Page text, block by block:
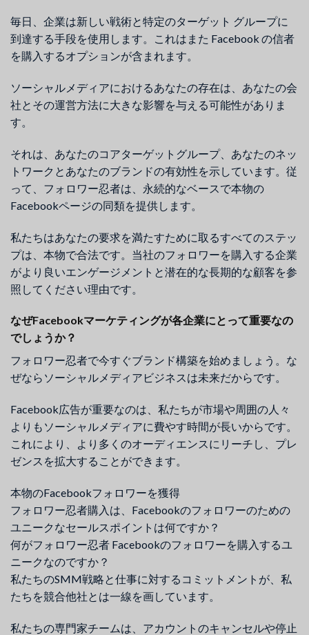
毎日、企業は新しい戦術と特定のターゲット グループに
到達する手段を使用します。これはまた Facebook の信者
を購入するオプションが含まれます。
ソーシャルメディアにおけるあなたの存在は、あなたの会
社とその運営方法に大きな影響を与える可能性がありま
す。
それは、あなたのコアターゲットグループ、あなたのネッ
トワークとあなたのブランドの有効性を示しています。従
って、フォロワー忍者は、永続的なベースで本物の
Facebookページの同類を提供します。
私たちはあなたの要求を満たすために取るすべてのステッ
プは、本物で合法です。当社のフォロワーを購入する企業
がより良いエンゲージメントと潜在的な長期的な顧客を参
照してください理由です。
なぜFacebookマーケティングが各企業にとって重要なの
でしょうか？
フォロワー忍者で今すぐブランド構築を始めましょう。な
ぜならソーシャルメディアビジネスは未来だからです。
Facebook広告が重要なのは、私たちが市場や周囲の人々
よりもソーシャルメディアに費やす時間が長いからです。
これにより、より多くのオーディエンスにリーチし、プレ
ゼンスを拡大することができます。
本物のFacebookフォロワーを獲得
フォロワー忍者購入は、Facebookのフォロワーのための
ユニークなセールスポイントは何ですか？
何がフォロワー忍者 Facebookのフォロワーを購入するユ
ニークなのですか？
私たちのSMM戦略と仕事に対するコミットメントが、私
たちを競合他社とは一線を画しています。
私たちの専門家チームは、アカウントのキャンセルや停止